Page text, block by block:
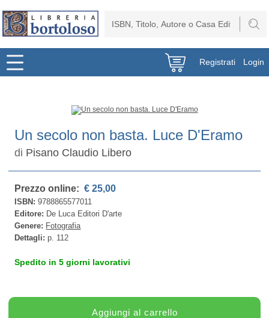
Registrati Login
Un secolo non basta. Luce D'Eramo
di Pisano Claudio Libero
Prezzo online: € 25,00
ISBN:9788865577011
Editore: De Luca Editori D'arte
Genere: Fotografia
Dettagli:p. 112
Spedito in 5 giorni lavorativi